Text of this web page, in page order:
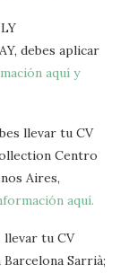
debes aplicar
aquí y
llevar tu CV
Centro
Aires,
aquí.
llevar tu CV
Sarrià;